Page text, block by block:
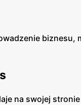
biznesu,
na swojej